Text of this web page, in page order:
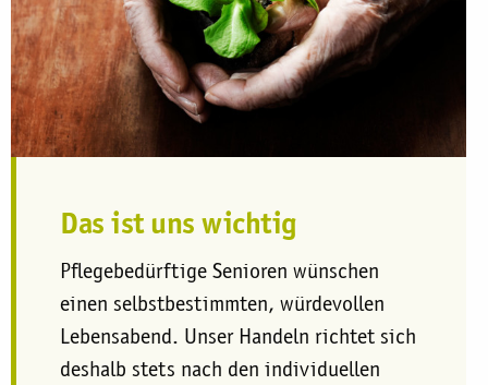
Das ist uns wichtig
​Pflegebedürftige Senioren wünschen
einen selbstbestimmten, würdevollen
Lebensabend. Unser Handeln richtet sich
deshalb stets nach den individuellen